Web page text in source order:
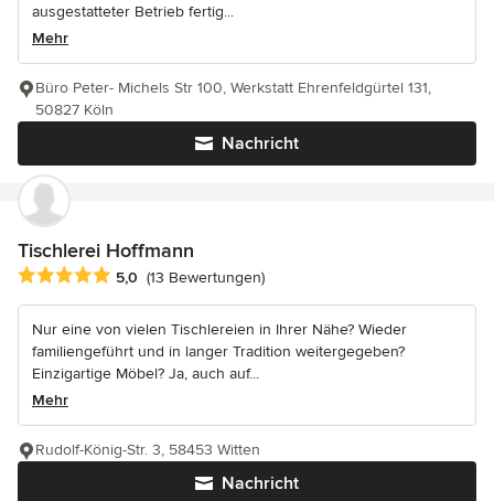
ausgestatteter Betrieb fertig...
Mehr
Nachricht
Büro Peter- Michels Str 100, Werkstatt Ehrenfeldgürtel 131,
50827 Köln
Tischlerei Hoffmann
Durchschnittliche Bewertung: 5 von 5 Sternen
5,0 (13 Bewertungen)
Nur eine von vielen Tischlereien in Ihrer Nähe? Wieder
familiengeführt und in langer Tradition weitergegeben?
Einzigartige Möbel? Ja, auch auf...
Mehr
Nachricht
Rudolf-König-Str. 3, 58453 Witten